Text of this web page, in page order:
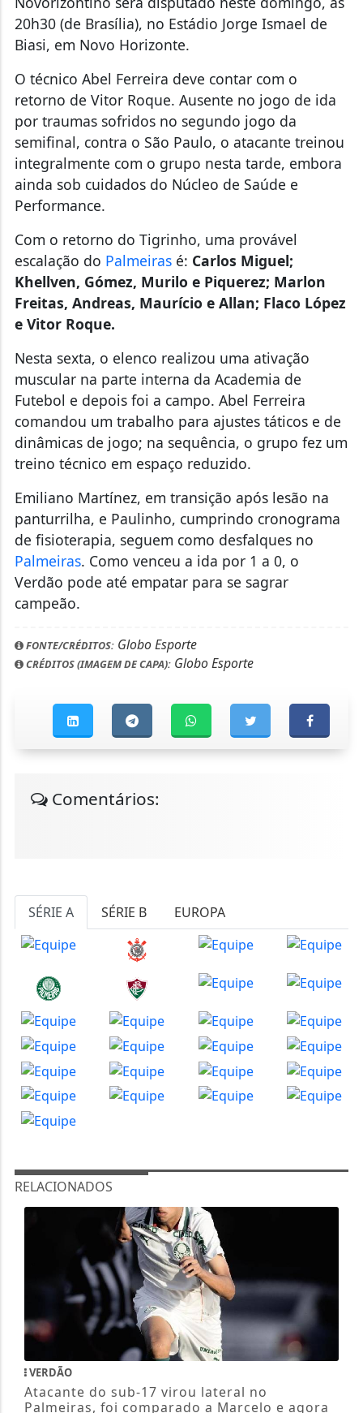
O técnico Abel Ferreira deve contar com o
retorno de Vitor Roque. Ausente no jogo de ida
por traumas sofridos no segundo jogo da
semifinal, contra o São Paulo, o atacante treinou
integralmente com o grupo nesta tarde, embora
ainda sob cuidados do Núcleo de Saúde e
Performance.
Com o retorno do Tigrinho, uma provável
escalação doPalmeiras é:Carlos Miguel;
Khellven, Gómez, Murilo e Piquerez; Marlon
Freitas, Andreas, Maurício e Allan; Flaco López
e Vitor Roque.
Nesta sexta, o elenco realizou uma ativação
muscular na parte interna da Academia de
Futebol e depois foi a campo. Abel Ferreira
comandou um trabalho para ajustes táticos e de
dinâmicas de jogo; na sequência, o grupo fez um
treino técnico em espaço reduzido.
Emiliano Martínez, em transição após lesão na
panturrilha, e Paulinho, cumprindo cronograma
de fisioterapia, seguem como desfalques no
Palmeiras. Como venceu a ida por 1 a 0, o
Verdão pode até empatar para se sagrar
campeão.
FONTE/CRÉDITOS:Globo Esporte
CRÉDITOS (IMAGEM DE CAPA): Globo Esporte
Comentários:
RELACIONADOS
VERDÃO
Atacante do sub-17 virou lateral no
Palmeiras, foi comparado a Marcelo e agora